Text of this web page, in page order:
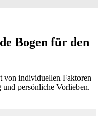
Bogen für den
von individuellen Faktoren
persönliche Vorlieben.